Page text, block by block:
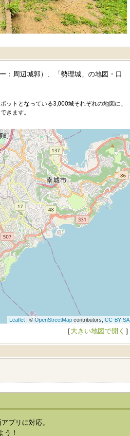
：周辺城郭）、「勢理城」の地図・口
ットとなっている3,000城それぞれの地図に、
きます。
Leaflet| © OpenStreetMapcontributors, CC-BY-SA
［大きい地図で開く ］
プリに対応。
う！